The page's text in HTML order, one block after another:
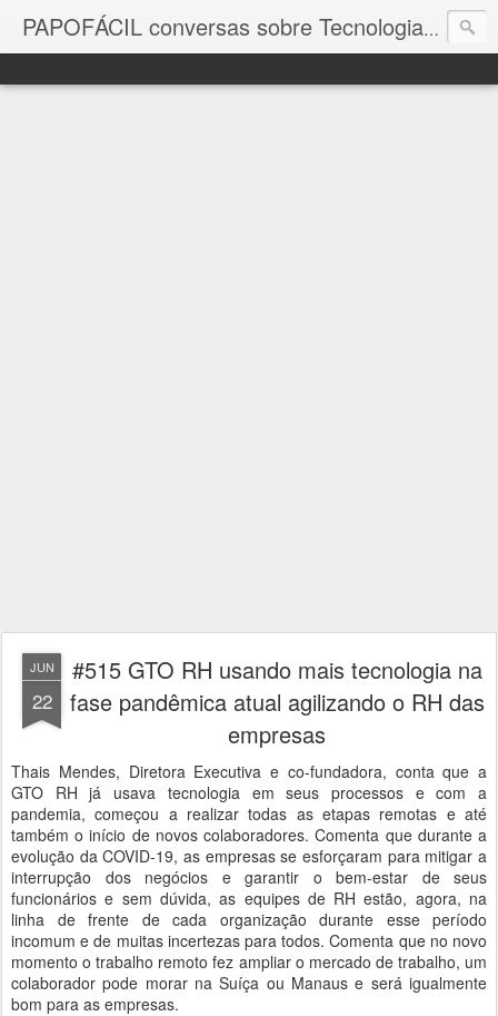
PAPOFÁCIL conversas sobre Tecnologiacom a
JUN
22
#515 GTO RH usando mais tecnologia na
fase pandêmica atual agilizando o RH das
empresas
Thais Mendes, Diretora Executiva e co-fundadora, conta que a
GTO RH já usava tecnologia em seus processos e com a
pandemia, começou a realizar todas as etapas remotas e até
também o início de novos colaboradores. Comenta que durante a
evolução da COVID-19, as empresas se esforçaram para mitigar a
interrupção dos negócios e garantir o bem-estar de seus
funcionários e sem dúvida, as equipes de RH estão, agora, na
linha de frente de cada organização durante esse período
incomum e de muitas incertezas para todos. Comenta que no novo
momento o trabalho remoto fez ampliar o mercado de trabalho, um
colaborador pode morar na Suíça ou Manaus e será igualmente
bom para as empresas.